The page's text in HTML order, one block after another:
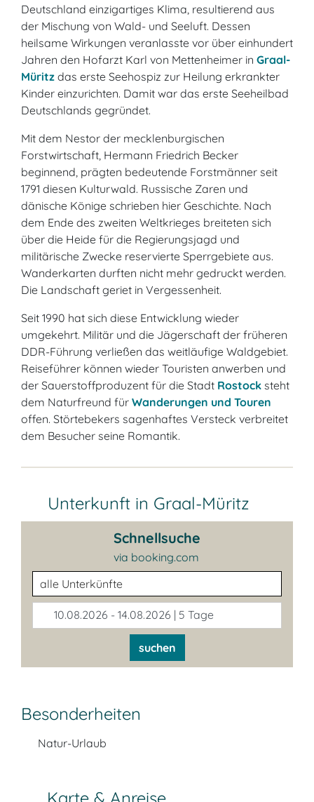
Deutschland einzigartiges Klima, resultierend aus
der Mischung von Wald- und Seeluft. Dessen
heilsame Wirkungen veranlasste vor über einhundert
Jahren den Hofarzt Karl von Mettenheimer in Graal-
Müritz das erste Seehospiz zur Heilung erkrankter
Kinder einzurichten. Damit war das erste Seeheilbad
Deutschlands gegründet.
Mit dem Nestor der mecklenburgischen
Forstwirtschaft, Hermann Friedrich Becker
beginnend, prägten bedeutende Forstmänner seit
1791 diesen Kulturwald. Russische Zaren und
dänische Könige schrieben hier Geschichte. Nach
dem Ende des zweiten Weltkrieges breiteten sich
über die Heide für die Regierungsjagd und
militärische Zwecke reservierte Sperrgebiete aus.
Wanderkarten durften nicht mehr gedruckt werden.
Die Landschaft geriet in Vergessenheit.
Seit 1990 hat sich diese Entwicklung wieder
umgekehrt. Militär und die Jägerschaft der früheren
DDR-Führung verließen das weitläufige Waldgebiet.
Reiseführer können wieder Touristen anwerben und
der Sauerstoffproduzent für die Stadt Rostock steht
dem Naturfreund für Wanderungen und Touren
offen. Störtebekers sagenhaftes Versteck verbreitet
dem Besucher seine Romantik.
Unterkunft in Graal-Müritz
Schnellsuche
via booking.com
Unterkunftsart
10.08.2026 - 14.08.2026 | 5 Tage
suchen
Besonderheiten
Natur-Urlaub
Karte & Anreise